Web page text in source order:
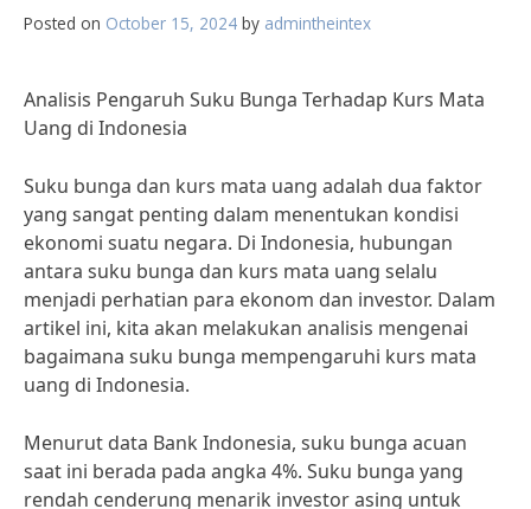
Posted on October 15, 2024 by admintheintex
Analisis Pengaruh Suku Bunga Terhadap Kurs Mata
Uang di Indonesia
Suku bunga dan kurs mata uang adalah dua faktor
yang sangat penting dalam menentukan kondisi
ekonomi suatu negara. Di Indonesia, hubungan
antara suku bunga dan kurs mata uang selalu
menjadi perhatian para ekonom dan investor. Dalam
artikel ini, kita akan melakukan analisis mengenai
bagaimana suku bunga mempengaruhi kurs mata
uang di Indonesia.
Menurut data Bank Indonesia, suku bunga acuan
saat ini berada pada angka 4%. Suku bunga yang
rendah cenderung menarik investor asing untuk